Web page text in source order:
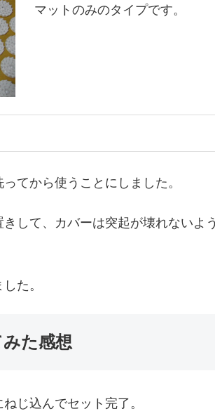
マットのみのタイプです。
てから使うことにしました。
して、カバーは突起が壊れないよ
た。
た感想
じ込んでセット完了。